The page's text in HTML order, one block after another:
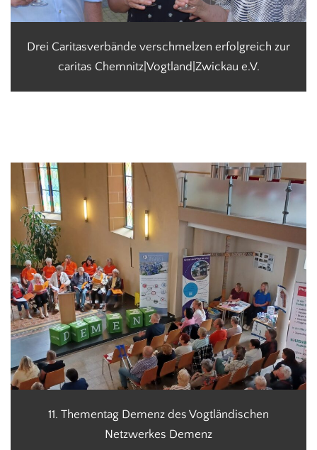
Drei Caritasverbände verschmelzen erfolgreich zur
caritas Chemnitz|Vogtland|Zwickau e.V.
11. Thementag Demenz des Vogtländischen
Netzwerkes Demenz